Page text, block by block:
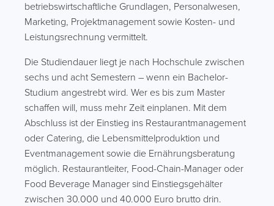
betriebswirtschaftliche Grundlagen, Personalwesen,
Marketing, Projektmanagement sowie Kosten- und
Leistungsrechnung vermittelt.
Die Studiendauer liegt je nach Hochschule zwischen
sechs und acht Semestern – wenn ein Bachelor-
Studium angestrebt wird. Wer es bis zum Master
schaffen will, muss mehr Zeit einplanen. Mit dem
Abschluss ist der Einstieg ins Restaurantmanagement
oder Catering, die Lebensmittelproduktion und
Eventmanagement sowie die Ernährungsberatung
möglich. Restaurantleiter, Food-Chain-Manager oder
Food Beverage Manager sind Einstiegsgehälter
zwischen 30.000 und 40.000 Euro brutto drin.